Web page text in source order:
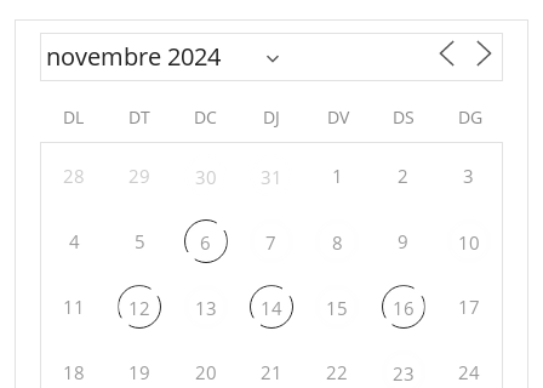
DL DT DC DJ DV DS DG
28 29 30 31 1 2 3
4 5 6 7 8 9 10
11 12 13 14 15 16 17
18 19 20 21 22 23 24